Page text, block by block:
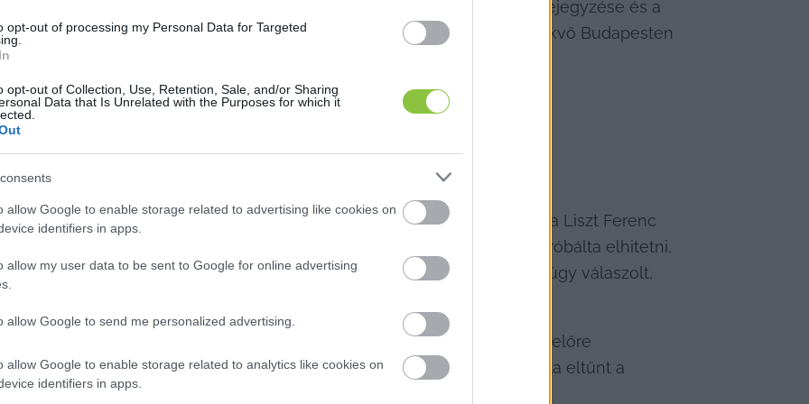
opt-out of processing my Personal Data for Targeted
opt-out of Collection, Use, Retention, Sale, and/or Sharing
Data that Is Unrelated with the Purposes for which it
allow Google to enable storage related to advertising like cookies on
identifiers in apps.
allow my user data to be sent to Google for online advertising
allow Google to send me personalized advertising.
allow Google to enable storage related to analytics like cookies on
identifiers in apps.
napja”
címmel október 23-án délelőtt 11 órakor megjelent Facebook-bejegyzése és a
itt van: Kossuth tér“ – szerint a Herakliontól mintegy 1443 kilométerre fekvő Budapesten
napszemüvegben, arcába húzott baseball sapkával érkezett meg a Liszt Ferenc
A lap kérdésére, hogy mi az oka annak, hogy a krétai vakációja alatt próbálta elhitetni,
téren ünnepli az 1956-os forradalom és szabadságharc évfordulóját, úgy válaszolt,
írta.
volt Magyarországon, majd megismételte, hogy a munkatársa, az előre
a Facebook-oldalán. Az október 23-i Facebook-bejegyzésből azóta eltűnt a
hétfőn állítólag a Kossuth téren volt.